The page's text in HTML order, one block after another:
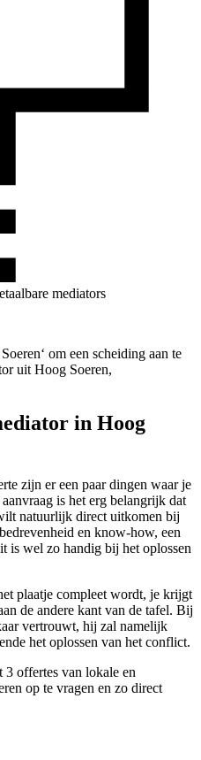
mediators
om een scheiding aan te
uit Hoog Soeren,
in Hoog
zijn er een paar dingen waar je
is het erg belangrijk dat
natuurlijk direct uitkomen bij
en know-how, een
is wel zo handig bij het oplossen
plaatje compleet wordt, je krijgt
de andere kant van de tafel. Bij
vertrouwt, hij zal namelijk
het oplossen van het conflict.
offertes van lokale en
op te vragen en zo direct